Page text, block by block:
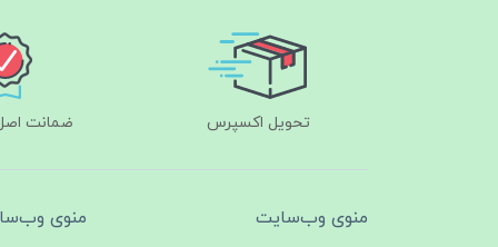
تحویل اکسپرس ضمانت
منوی وب‌سایت منوی